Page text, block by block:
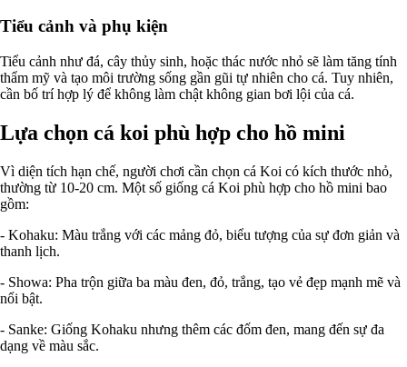
Tiểu cảnh và phụ kiện
Tiểu cảnh như đá, cây thủy sinh, hoặc thác nước nhỏ sẽ làm tăng tính
thẩm mỹ và tạo môi trường sống gần gũi tự nhiên cho cá. Tuy nhiên,
cần bố trí hợp lý để không làm chật không gian bơi lội của cá.
Lựa chọn cá koi phù hợp cho hồ mini
Vì diện tích hạn chế, người chơi cần chọn cá Koi có kích thước nhỏ,
thường từ 10-20 cm. Một số giống cá Koi phù hợp cho hồ mini bao
gồm:
- Kohaku: Màu trắng với các mảng đỏ, biểu tượng của sự đơn giản và
thanh lịch.
- Showa: Pha trộn giữa ba màu đen, đỏ, trắng, tạo vẻ đẹp mạnh mẽ và
nổi bật.
- Sanke: Giống Kohaku nhưng thêm các đốm đen, mang đến sự đa
dạng về màu sắc.